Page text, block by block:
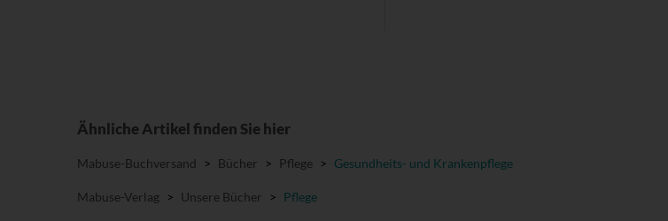
Ähnliche Artikel finden Sie hier
Mabuse-Buchversand > Bücher > Pflege > Gesundheits- und Krankenpflege
Mabuse-Verlag > Unsere Bücher > Pflege